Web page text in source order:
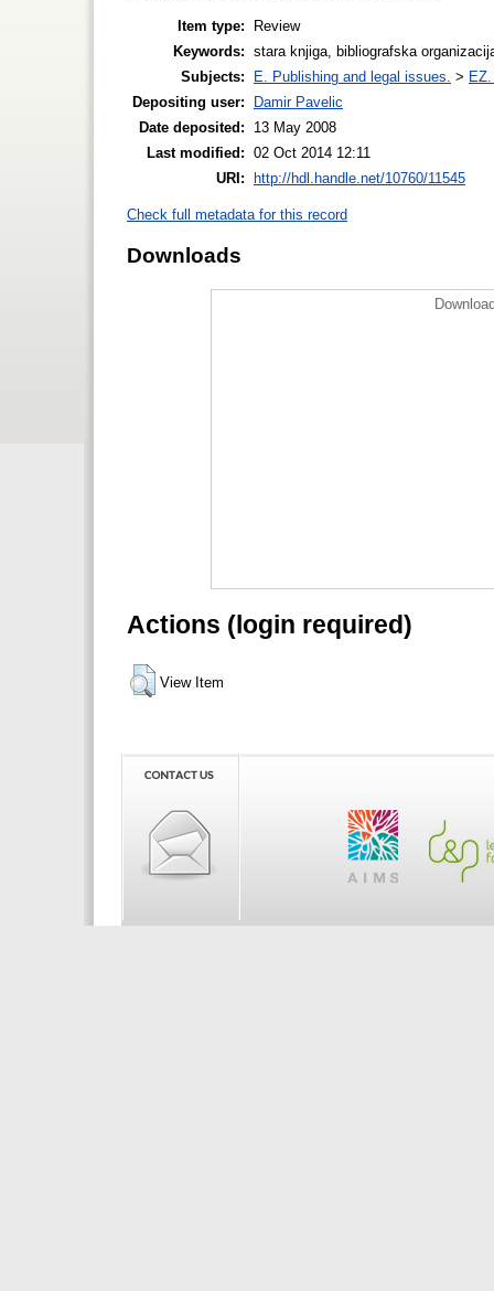
Item type:
Review
Keywords: stara knjiga, bibliografska
Subjects:
E. Publishing and legal issues. >
Depositing user:
Damir Pavelic
Date deposited:
13 May 2008
Last modified: 02 Oct 2014 12:11
URI:
http://hdl.handle.net/10760/11545
Check full metadata for this record
Downloads
Actions (login required)
View Item